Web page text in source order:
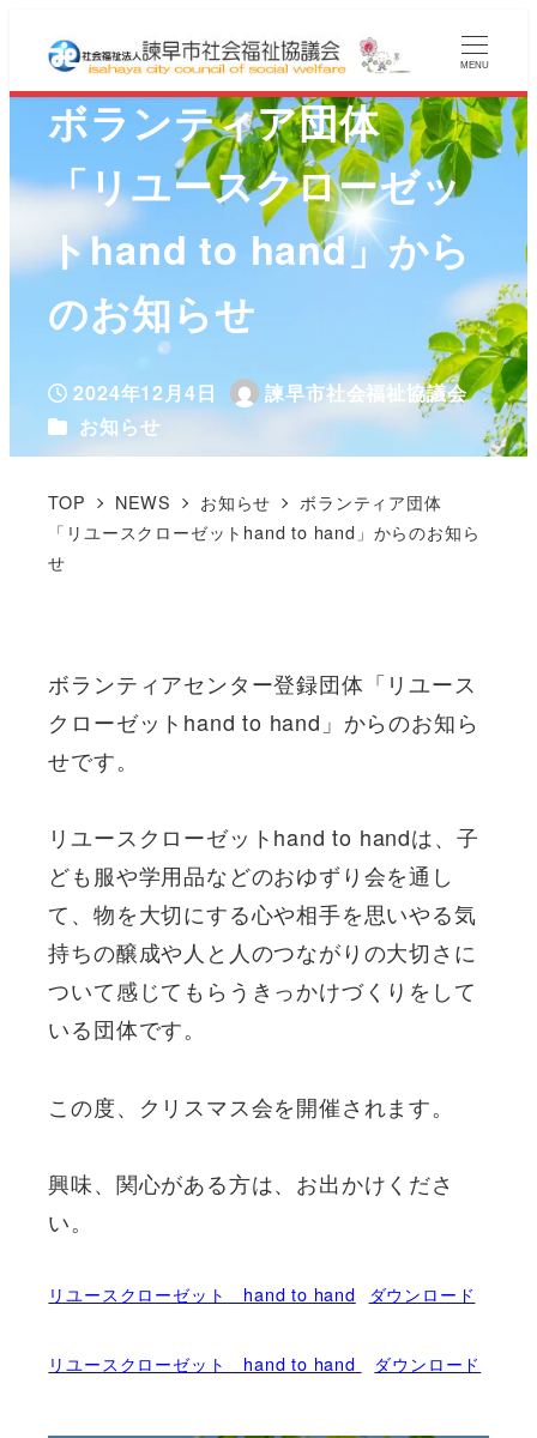
MENU
ボランティア団体
「リユースクローゼッ
トhand to hand」から
のお知らせ
投稿日
2024年12月4日
著
諫早市社会福祉協議会
カテゴリー
お知らせ
TOP NEWS お知らせ
ボランティア団体
「リユースクローゼットhand to hand」からのお知ら
せ
ボランティアセンター登録団体「リユース
クローゼットhand to hand」からのお知ら
せです。
リユースクローゼットhand to handは、子
ども服や学用品などのおゆずり会を通し
て、物を大切にする心や相手を思いやる気
持ちの醸成や人と人のつながりの大切さに
ついて感じてもらうきっかけづくりをして
いる団体です。
この度、クリスマス会を開催されます。
興味、関心がある方は、お出かけくださ
い。
リユースクローゼット hand to hand ダウンロード
リユースクローゼット hand to hand ダウンロード